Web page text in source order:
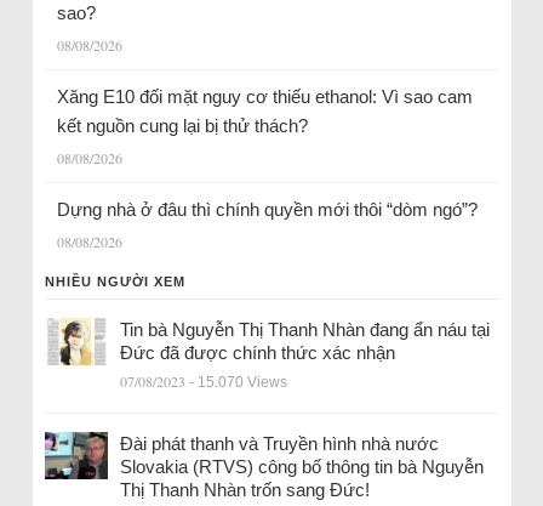
sao?
08/08/2026
Xăng E10 đối mặt nguy cơ thiếu ethanol: Vì sao cam
kết nguồn cung lại bị thử thách?
08/08/2026
Dựng nhà ở đâu thì chính quyền mới thôi “dòm ngó”?
08/08/2026
NHIỀU NGƯỜI XEM
Tin bà Nguyễn Thị Thanh Nhàn đang ẩn náu tại
Đức đã được chính thức xác nhận
07/08/2023 - 15.070 Views
Đài phát thanh và Truyền hình nhà nước
Slovakia (RTVS) công bố thông tin bà Nguyễn
Thị Thanh Nhàn trốn sang Đức!